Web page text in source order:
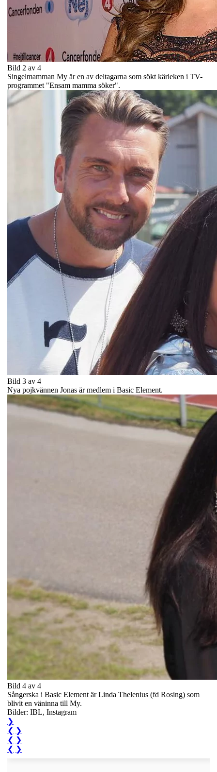
Bild 2 av 4
Singelmamman My är en av deltagarna som sökt kärleken i TV-
programmet "Ensam mamma söker".
Bild 3 av 4
Nya pojkvännen Jonas är medlem i Basic Element.
Bild 4 av 4
Sångerska i Basic Element är Linda Thelenius (fd Rosing) som
blivit en väninna till My.
Bilder: IBL, Instagram
❯
❮ ❯
❮ ❯
❮ ❯